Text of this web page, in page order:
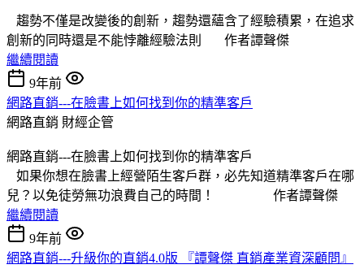
趨勢不僅是改變後的創新，趨勢還蘊含了經驗積累，在追求
創新的同時還是不能悖離經驗法則 作者譚聲傑
繼續閱讀
9年前
網路直銷---在臉書上如何找到你的精準客戶
網路直銷 財經企管
網路直銷---在臉書上如何找到你的精準客戶
如果你想在臉書上經營陌生客戶群，必先知道精準客戶在哪
兒？以免徒勞無功浪費自己的時間！ 作者譚聲傑
繼續閱讀
9年前
網路直銷---升級你的直銷4.0版 『譚聲傑 直銷產業資深顧問』